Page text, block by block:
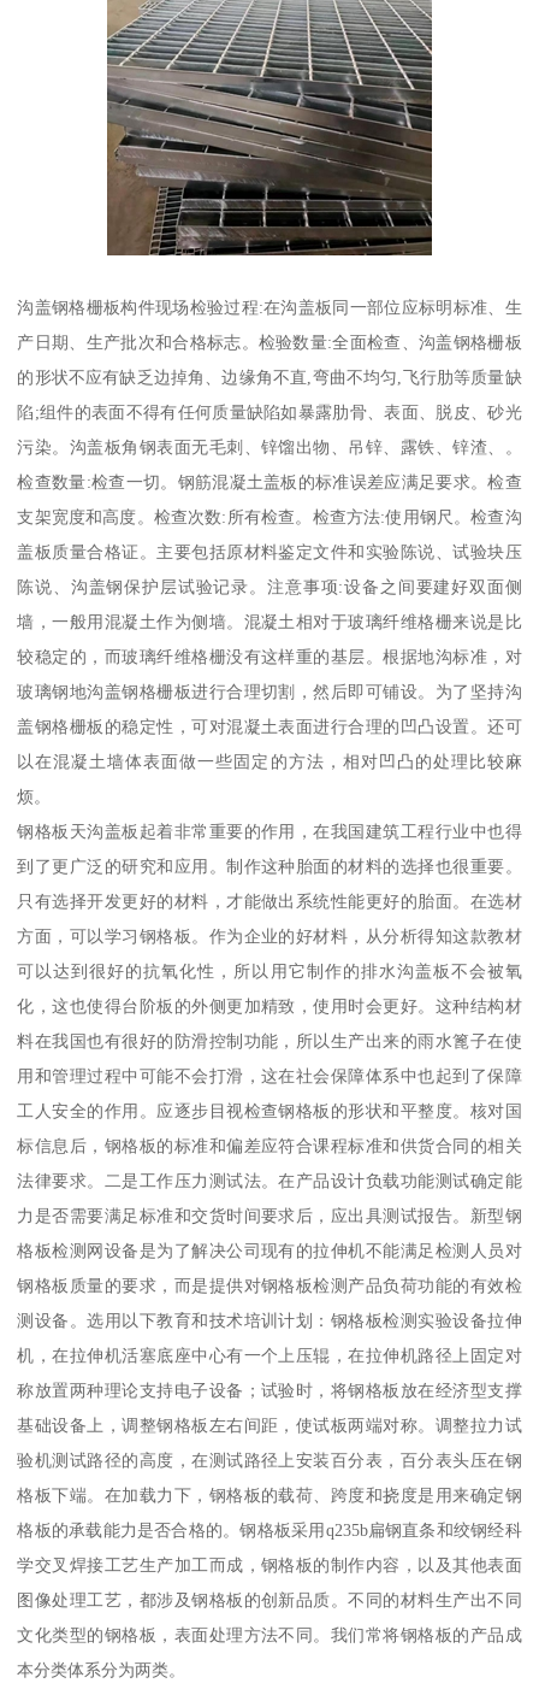
沟盖钢格栅板构件现场检验过程:在沟盖板同一部位应标明标准、生
产日期、生产批次和合格标志。检验数量:全面检查、沟盖钢格栅板
的形状不应有缺乏边掉角、边缘角不直,弯曲不均匀,飞行肋等质量缺
陷;组件的表面不得有任何质量缺陷如暴露肋骨、表面、脱皮、砂光
污染。沟盖板角钢表面无毛刺、锌馏出物、吊锌、露铁、锌渣、。
检查数量:检查一切。钢筋混凝土盖板的标准误差应满足要求。检查
支架宽度和高度。检查次数:所有检查。检查方法:使用钢尺。检查沟
盖板质量合格证。主要包括原材料鉴定文件和实验陈说、试验块压
陈说、沟盖钢保护层试验记录。注意事项:设备之间要建好双面侧
墙，一般用混凝土作为侧墙。混凝土相对于玻璃纤维格栅来说是比
较稳定的，而玻璃纤维格栅没有这样重的基层。根据地沟标准，对
玻璃钢地沟盖钢格栅板进行合理切割，然后即可铺设。为了坚持沟
盖钢格栅板的稳定性，可对混凝土表面进行合理的凹凸设置。还可
以在混凝土墙体表面做一些固定的方法，相对凹凸的处理比较麻
烦。
钢格板天沟盖板起着非常重要的作用，在我国建筑工程行业中也得
到了更广泛的研究和应用。制作这种胎面的材料的选择也很重要。
只有选择开发更好的材料，才能做出系统性能更好的胎面。在选材
方面，可以学习钢格板。作为企业的好材料，从分析得知这款教材
可以达到很好的抗氧化性，所以用它制作的排水沟盖板不会被氧
化，这也使得台阶板的外侧更加精致，使用时会更好。这种结构材
料在我国也有很好的防滑控制功能，所以生产出来的雨水篦子在使
用和管理过程中可能不会打滑，这在社会保障体系中也起到了保障
工人安全的作用。应逐步目视检查钢格板的形状和平整度。核对国
标信息后，钢格板的标准和偏差应符合课程标准和供货合同的相关
法律要求。二是工作压力测试法。在产品设计负载功能测试确定能
力是否需要满足标准和交货时间要求后，应出具测试报告。新型钢
格板检测网设备是为了解决公司现有的拉伸机不能满足检测人员对
钢格板质量的要求，而是提供对钢格板检测产品负荷功能的有效检
测设备。选用以下教育和技术培训计划：钢格板检测实验设备拉伸
机，在拉伸机活塞底座中心有一个上压辊，在拉伸机路径上固定对
称放置两种理论支持电子设备；试验时，将钢格板放在经济型支撑
基础设备上，调整钢格板左右间距，使试板两端对称。调整拉力试
验机测试路径的高度，在测试路径上安装百分表，百分表头压在钢
格板下端。在加载力下，钢格板的载荷、跨度和挠度是用来确定钢
格板的承载能力是否合格的。钢格板采用q235b扁钢直条和绞钢经科
学交叉焊接工艺生产加工而成，钢格板的制作内容，以及其他表面
图像处理工艺，都涉及钢格板的创新品质。不同的材料生产出不同
文化类型的钢格板，表面处理方法不同。我们常将钢格板的产品成
本分类体系分为两类。